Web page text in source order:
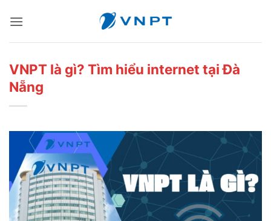
qua
VNPT là gì? Tìm hiểu internet tại Đà
Nẵng